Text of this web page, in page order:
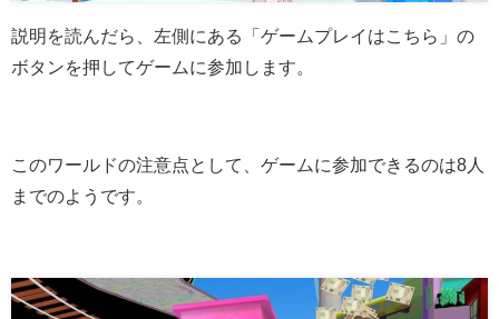
説明を読んだら、左側にある「ゲームプレイはこちら」の
ボタンを押してゲームに参加します。
このワールドの注意点として、ゲームに参加できるのは8人
までのようです。